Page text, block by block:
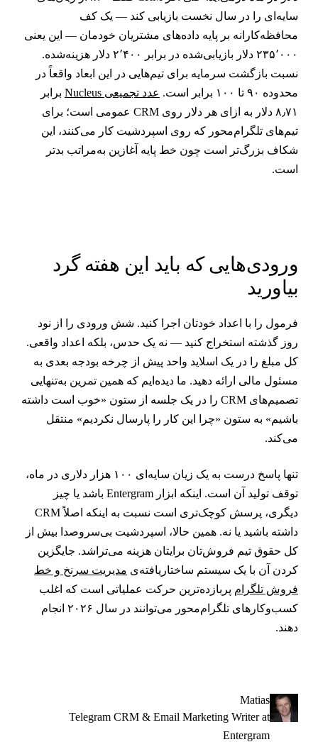
را در سال نخست بازیابی کند — یک کف
بر پایه داده‌های مشتریان خودمان — این یعنی
۲۳۵٬۰۰۰ دلار بازیابی‌شده در برابر ۲٬۴۰۰ دلار هزینه‌شده.
بازگشت سرمایه برای تیم‌هایی در این ابعاد واقعاً در
۹۰ تا ۱۰۰ برابر است.
عدد تجمیعی Nucleus
برابر
۸٫۷۱ دلار به ازای هر دلار روی CRM عمومی است؛ برای
تلگرام‌محور که روی اسپردشیت کار می‌کنند، این
بزرگ‌تر است چون خط پایه آغازین به‌مراتب بدتر
که باید این هفته گرد
را با اعداد خودتان اجرا کنید. شش ورودی را از نود
گذشته استخراج کنید — نه یک حدس، بلکه اعداد واقعی.
مبلغ را در یک اسلاید واحد پیش از چرخه بودجه بعدی به
مالی ارائه دهید. ما دیده‌ایم که همین تمرین به‌تنهایی
تصمیم‌های CRM را در یک جلسه از ستون «خوب است داشته
به ستون «چرا این کار را پارسال نکردیم» منتقل
تنها پاسخ درست به یک زیان سایه‌ای ۱۰۰ هزار دلاری در ماه،
توقف تولید آن است. اینکه ابزار Entergram باشد یا چیز
دیگری، پرسش کوچک‌تری است نسبت به اینکه اصلاً CRM
باشید یا نه. همین حالا، اسپردشیت بی‌سروصدا بیش از
حقوق تیم فروش‌تان برایتان هزینه می‌تراشد. جایگزین
آن با یک سیستم ساختاریافته‌یمدیریت سرنخ و خط
تلگرامپربازده‌ترین حرکت عملیاتی است که اغلب
کسب‌وکارهای تلگرام‌محور می‌توانند در سال ۲۰۲۶ انجام
Matias
Telegram CRM & Email Marketing Writer at
Entergram